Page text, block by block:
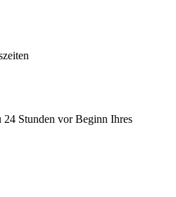
Stunden vor Beginn Ihres